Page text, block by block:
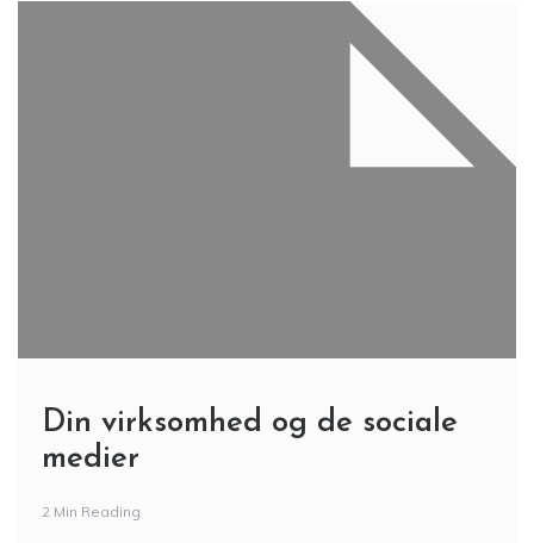
Din virksomhed og de sociale
medier
2 Min Reading